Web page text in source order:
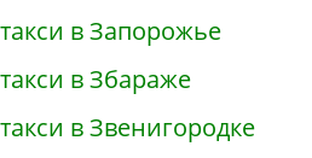
в Запорожье
в Збараже
в Звенигородке